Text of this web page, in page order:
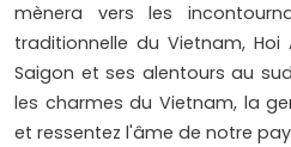
mènera vers les
traditionnelle du Vietnam,
Saigon et ses alentours au
les charmes du Vietnam, la
et ressentez l'âme de notre